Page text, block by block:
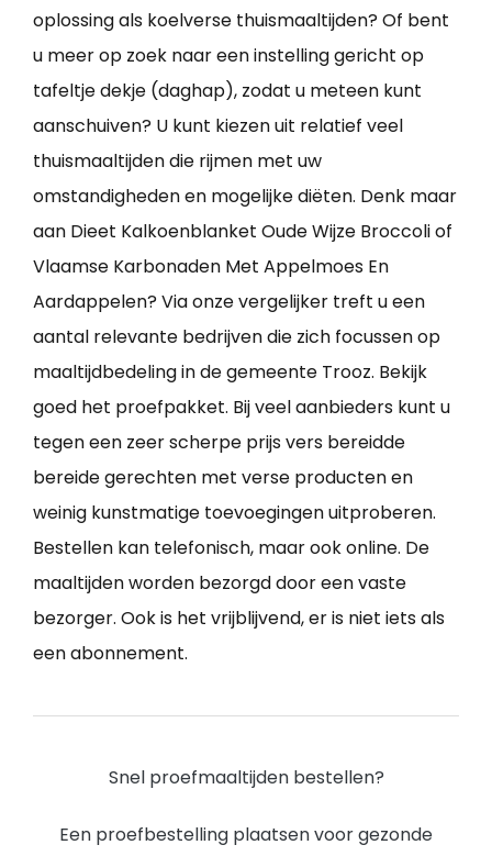
oplossing als koelverse thuismaaltijden? Of bent
u meer op zoek naar een instelling gericht op
tafeltje dekje (daghap), zodat u meteen kunt
aanschuiven? U kunt kiezen uit relatief veel
thuismaaltijden die rijmen met uw
omstandigheden en mogelijke diëten. Denk maar
aan Dieet Kalkoenblanket Oude Wijze Broccoli of
Vlaamse Karbonaden Met Appelmoes En
Aardappelen? Via onze vergelijker treft u een
aantal relevante bedrijven die zich focussen op
maaltijdbedeling in de gemeente Trooz. Bekijk
goed het proefpakket. Bij veel aanbieders kunt u
tegen een zeer scherpe prijs vers bereidde
bereide gerechten met verse producten en
weinig kunstmatige toevoegingen uitproberen.
Bestellen kan telefonisch, maar ook online. De
maaltijden worden bezorgd door een vaste
bezorger. Ook is het vrijblijvend, er is niet iets als
een abonnement.
Snel proefmaaltijden bestellen?
Een proefbestelling plaatsen voor gezonde